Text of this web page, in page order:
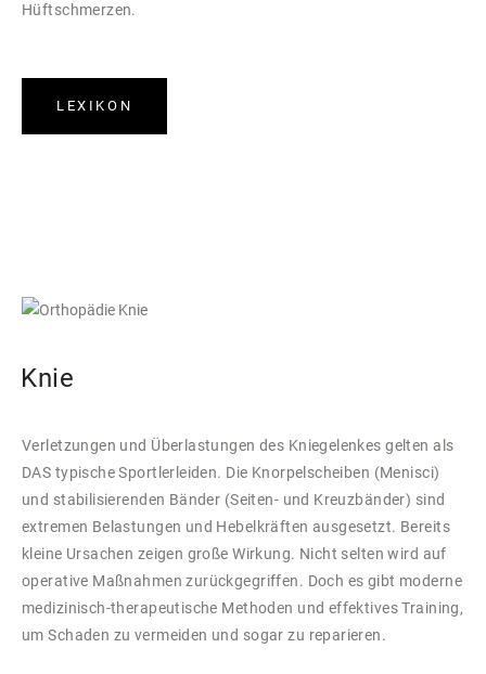
Hüftschmerzen.
LEXIKON
Knie
Verletzungen und Überlastungen des Kniegelenkes gelten als
DAS typische Sportlerleiden. Die Knorpelscheiben (Menisci)
und stabilisierenden Bänder (Seiten- und Kreuzbänder) sind
extremen Belastungen und Hebelkräften ausgesetzt. Bereits
kleine Ursachen zeigen große Wirkung. Nicht selten wird auf
operative Maßnahmen zurückgegriffen. Doch es gibt moderne
medizinisch-therapeutische Methoden und effektives Training,
um Schaden zu vermeiden und sogar zu reparieren.